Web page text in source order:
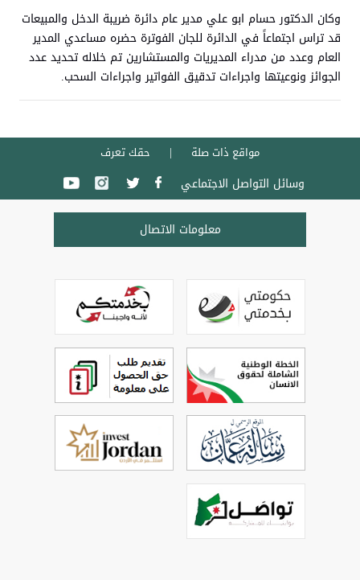
وكان الدكتور حسام ابو علي مدير عام دائرة ضريبة الدخل والمبيعات
قد تراس اجتماعاً في الدائرة للجان الفوترة حضره مساعدي المدير
العام وعدد من مدراء المديريات والمستشارين تم خلاله تحديد عدد
الجوائز ونوعيتها واجراءات تدقيق الفواتير واجراءات السحب.
مواقع ذات صلة حقك تعرف
وسائل التواصل الاجتماعي
معلومات الاتصال